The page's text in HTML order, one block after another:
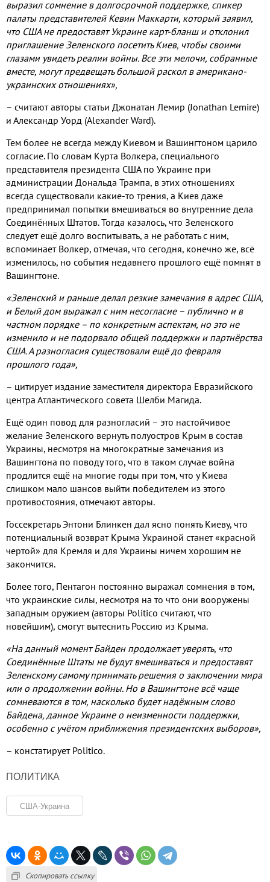
выразил сомнение в долгосрочной поддержке, спикер
палаты представителей Кевин Маккарти, который заявил,
что США не предоставят Украине карт-бланш и отклонил
приглашение Зеленского посетить Киев, чтобы своими
глазами увидеть реалии войны. Все эти мелочи, собранные
вместе, могут предвещать большой раскол в американо-
украинских отношениях»,
– считают авторы статьи Джонатан Лемир (Jonathan Lemire)
и Александр Уорд (Alexander Ward).
Тем более не всегда между Киевом и Вашингтоном царило
согласие. По словам Курта Волкера, специального
представителя президента США по Украине при
администрации Дональда Трампа, в этих отношениях
всегда существовали какие-то трения, а Киев даже
предпринимал попытки вмешиваться во внутренние дела
Соединённых Штатов. Тогда казалось, что Зеленского
следует ещё долго воспитывать, а не работать с ним,
вспоминает Волкер, отмечая, что сегодня, конечно же, всё
изменилось, но события недавнего прошлого ещё помнят в
Вашингтоне.
«Зеленский и раньше делал резкие замечания в адрес США,
и Белый дом выражал с ним несогласие – публично и в
частном порядке – по конкретным аспектам, но это не
изменило и не подорвало общей поддержки и партнёрства
США. А разногласия существовали ещё до февраля
прошлого года»,
– цитирует издание заместителя директора Евразийского
центра Атлантического совета Шелби Магида.
Ещё один повод для разногласий – это настойчивое
желание Зеленского вернуть полуостров Крым в состав
Украины, несмотря на многократные замечания из
Вашингтона по поводу того, что в таком случае война
продлится ещё на многие годы при том, что у Киева
слишком мало шансов выйти победителем из этого
противостояния, отмечают авторы.
Госсекретарь Энтони Блинкен дал ясно понять Киеву, что
потенциальный возврат Крыма Украиной станет «красной
чертой» для Кремля и для Украины ничем хорошим не
закончится.
Более того, Пентагон постоянно выражал сомнения в том,
что украинские силы, несмотря на то что они вооружены
западным оружием (авторы Politico считают, что
новейшим), смогут вытеснить Россию из Крыма.
«На данный момент Байден продолжает уверять, что
Соединённые Штаты не будут вмешиваться и предоставят
Зеленскому самому принимать решения о заключении мира
или о продолжении войны. Но в Вашингтоне всё чаще
сомневаются в том, насколько будет надёжным слово
Байдена, данное Украине о неизменности поддержки,
особенно с учётом приближения президентских выборов»,
– констатирует Politico.
ПОЛИТИКА
США-Украина
Скопировать ссылку